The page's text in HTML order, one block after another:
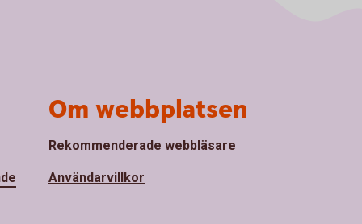
Om webbplatsen
Rekommenderade webbläsare
Användarvillkor